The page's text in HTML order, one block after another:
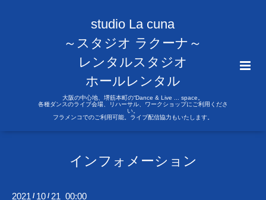
studio La cuna
～スタジオ ラクーナ～
レンタルスタジオ
ホールレンタル
大阪の中心地、堺筋本町の“Dance & Live ... space。
各種ダンスのライブ会場、リハーサル、ワークショップにご利用くださ
い。
フラメンコでのご利用可能。ライブ配信協力もいたします。
インフォメーション
2021 / 10 / 21 00:00